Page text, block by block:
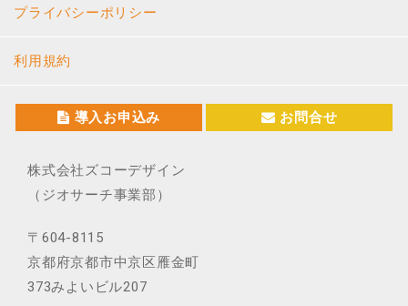
プライバシーポリシー
利用規約
導入お申込み お問合せ
株式会社ズコーデザイン
（ジオサーチ事業部）
〒604-8115
京都府京都市中京区雁金町
373みよいビル207